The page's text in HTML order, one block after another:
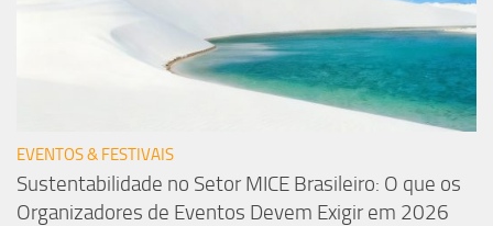
EVENTOS & FESTIVAIS
Sustentabilidade no Setor MICE Brasileiro: O que os
Organizadores de Eventos Devem Exigir em 2026